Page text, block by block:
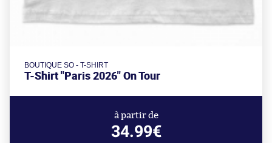
BOUTIQUE SO - T-SHIRT
T-Shirt "Paris 2026" On Tour
à partir de
34.99€